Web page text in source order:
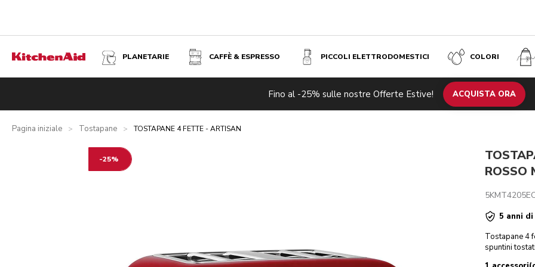
PLANETARIE CAFFÈ & ESPRESSO PICCOLI ELETTRODOMESTICI COLORI
Fino al -25% sulle nostre Offerte Estive! ACQUISTA ORA
Pagina iniziale > Tostapane > TOSTAPANE 4 FETTE - ARTISAN
Prodotti correlati Ispirazione Specifiche tecniche Recensioni
-25%
ROSSO
5 anni
Tostapane 4
spuntini